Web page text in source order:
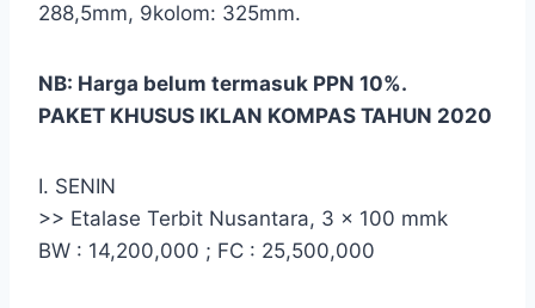
288,5mm, 9kolom: 325mm.
NB: Harga belum termasuk PPN 10%.
PAKET KHUSUS IKLAN KOMPAS TAHUN 2020
I. SENIN
>> Etalase Terbit Nusantara, 3 x 100 mmk
BW : 14,200,000 ; FC : 25,500,000